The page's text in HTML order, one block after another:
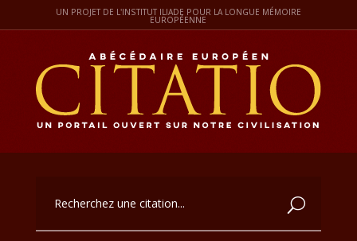
UN PROJET DE L'INSTITUT ILIADE POUR LA LONGUE MÉMOIRE
EUROPÉENNE